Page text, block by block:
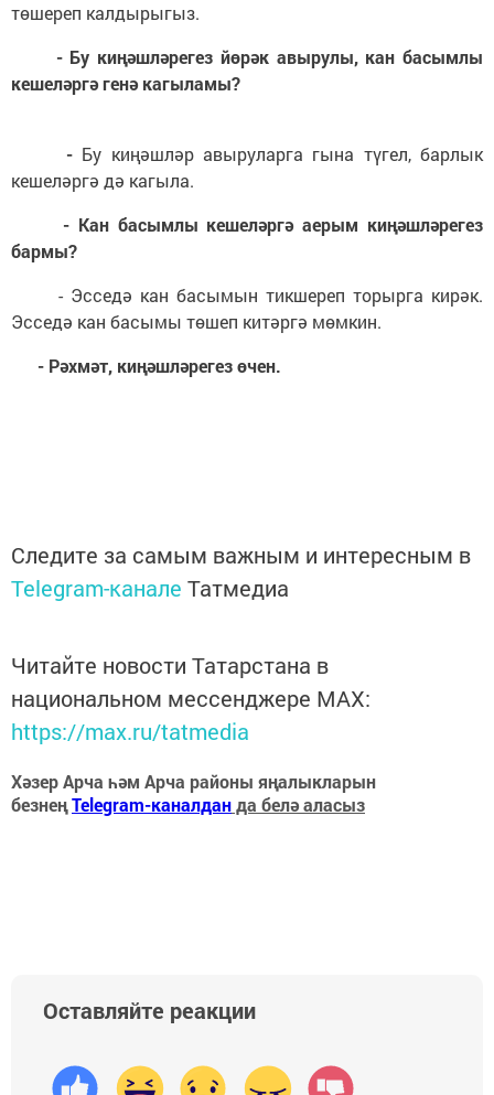
төшереп калдырыгыз.
- Бу киңәшләрегез йөрәк авырулы, кан басымлы
кешеләргә генә кагыламы?
- Бу киңәшләр авыруларга гына түгел, барлык
кешеләргә дә кагыла.
- Кан басымлы кешеләргә аерым киңәшләрегез
бармы?
- Эсседә кан басымын тикшереп торырга кирәк.
Эсседә кан басымы төшеп китәргә мөмкин.
- Рәхмәт, киңәшләрегез өчен.
Следите за самым важным и интересным в
Telegram-канале Татмедиа
Читайте новости Татарстана в
национальном мессенджере MАХ:
https://max.ru/tatmedia
Хәзер Арча һәм Арча районы яңалыкларын
безнеңTelegram-каналданда белә аласыз
Оставляйте реакции